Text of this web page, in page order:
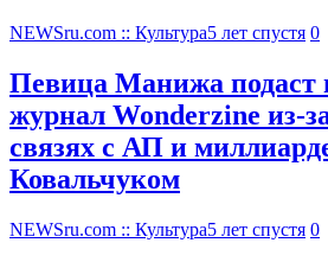
NEWSru.com :: Культура5 лет спустя 0
Певица Манижа подаст
журнал Wonderzine из-
связях с АП и
Ковальчуком
NEWSru.com :: Культура5 лет спустя 0